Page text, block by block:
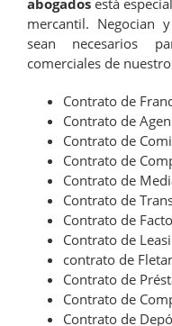
abogados está
mercantil. Negocian
sean necesarios
comerciales de
Contrato de
Contrato de
Contrato de
Contrato de
Contrato de
Contrato de
Contrato de
Contrato de
contrato de
Contrato de
Contrato de
Contrato de